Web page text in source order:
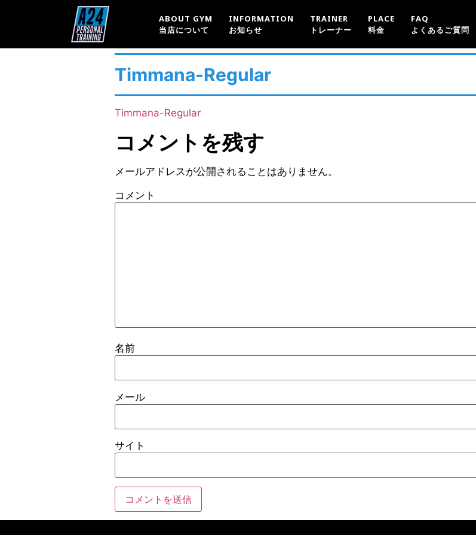
ABOUT GYM
当店について
INFORMATION
お知らせ
TRAINER
トレーナー
PLACE
料金
FAQ
よくあるご質問
Timmana-Regular
Timmana-Regular
コメントを残す
メールアドレスが公開されることはありません。
コメント
名前
メール
サイト